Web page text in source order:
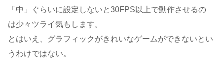
「中」ぐらいに設定しないと30FPS以上で動作させるの
は少々ツライ気もします。
とはいえ、グラフィックがきれいなゲームができないとい
うわけではない。